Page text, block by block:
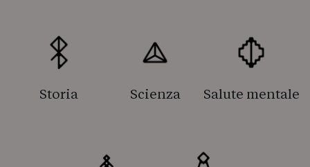
Storia Scienza Salute mentale